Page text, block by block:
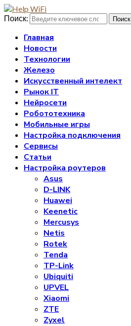
Поиск: Поиск
Главная
Новости
Технологии
Железо
Искусственный интелект
Рынок IT
Нейросети
Робототехника
Мобильные игры
Настройка подключения
Сервисы
Статьи
Настройка роутеров
Asus
D-LINK
Huawei
Keenetic
Mercusys
Netis
Rotek
Tenda
TP-Link
Ubiquiti
UPVEL
Xiaomi
ZTE
Zyxel